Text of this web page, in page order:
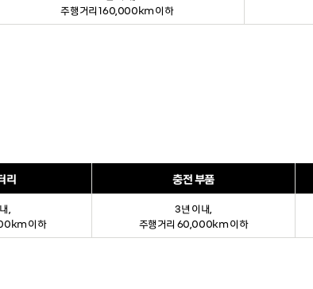
주행거리 160,000km 이하
리 충전 부품
,
이하
3년 이내,
주행거리 60,000km 이하